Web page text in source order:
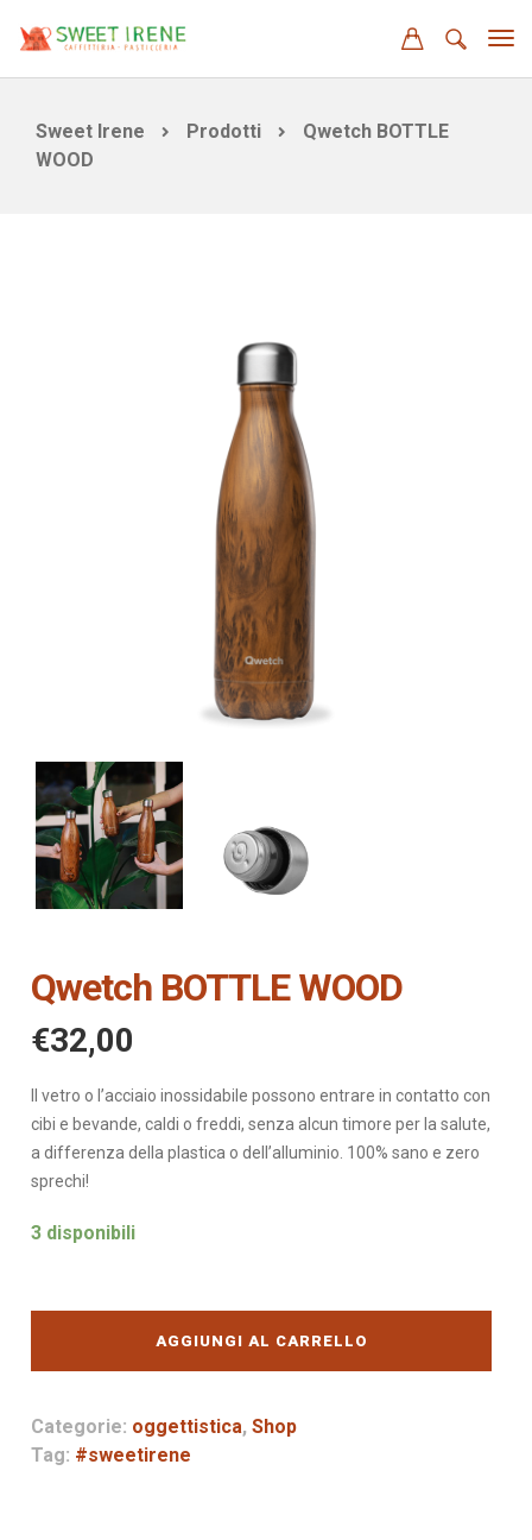
Sweet Irene Prodotti
Qwetch BOTTLE
WOOD
Qwetch BOTTLE WOOD
€32,00
Il vetro o l’acciaio inossidabile possono entrare in contatto con
cibi e bevande, caldi o freddi, senza alcun timore per la salute,
a differenza della plastica o dell’alluminio. 100% sano e zero
sprechi!
3 disponibili
AGGIUNGI AL CARRELLO
Categorie: oggettistica,Shop
Tag: #sweetirene